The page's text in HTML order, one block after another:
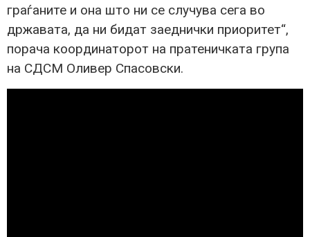
граѓаните и она што ни се случува сега во
државата, да ни бидат заеднички приоритет“,
порача координаторот на пратеничката група
на СДСМ Оливер Спасовски.